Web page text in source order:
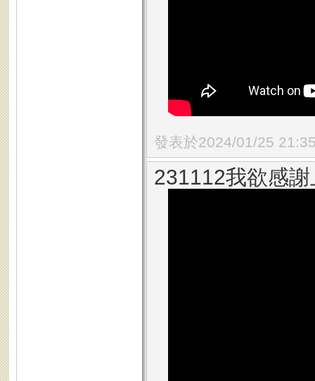
發表於2024/01/25
231112我欲感謝